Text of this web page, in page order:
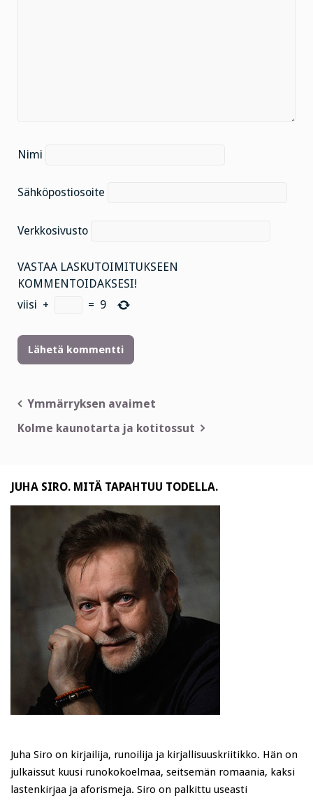
Nimi
Sähköpostiosoite
Verkkosivusto
VASTAA LASKUTOIMITUKSEEN
KOMMENTOIDAKSESI!
viisi + = 9
Artikkelien
selaus
Ymmärryksen avaimet
Kolme kaunotarta ja kotitossut
JUHA SIRO. MITÄ TAPAHTUU TODELLA.
Juha Siro on kirjailija, runoilija ja kirjallisuuskriitikko. Hän on
julkaissut kuusi runokokoelmaa, seitsemän romaania, kaksi
lastenkirjaa ja aforismeja. Siro on palkittu useasti